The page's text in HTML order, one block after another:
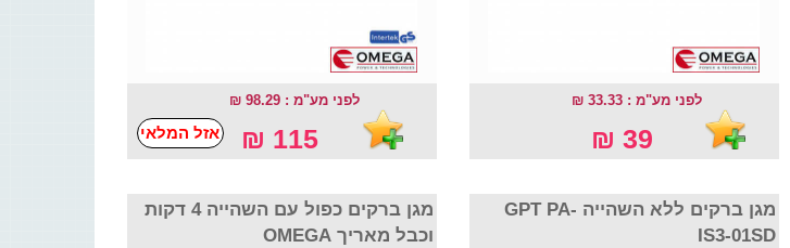
לפני מע"מ : 98.29 ₪
115 ₪ אזל המלאי
לפני מע"מ : 33.33 ₪
39 ₪
מגן ברקים כפול עם השהייה 4 דקות
וכבל מאריך OMEGA
מגן ברקים ללא השהייה GPT PA-
IS3-01SD